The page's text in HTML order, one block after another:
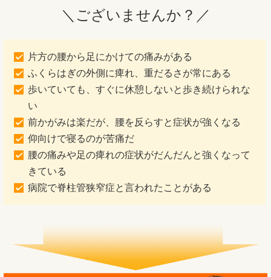
＼ございませんか？／
片方の腰から足にかけての痛みがある
ふくらはぎの外側に痺れ、重だるさが常にある
歩いていても、すぐに休憩しないと歩き続けられな
い
前かがみは楽だが、腰を反らすと症状が強くなる
仰向けで寝るのが苦痛だ
腰の痛みや足の痺れの症状がだんだんと強くなって
きている
病院で脊柱管狭窄症と言われたことがある